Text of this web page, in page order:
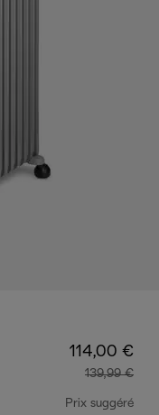
114,00 €
139,99 €
Prix suggéré